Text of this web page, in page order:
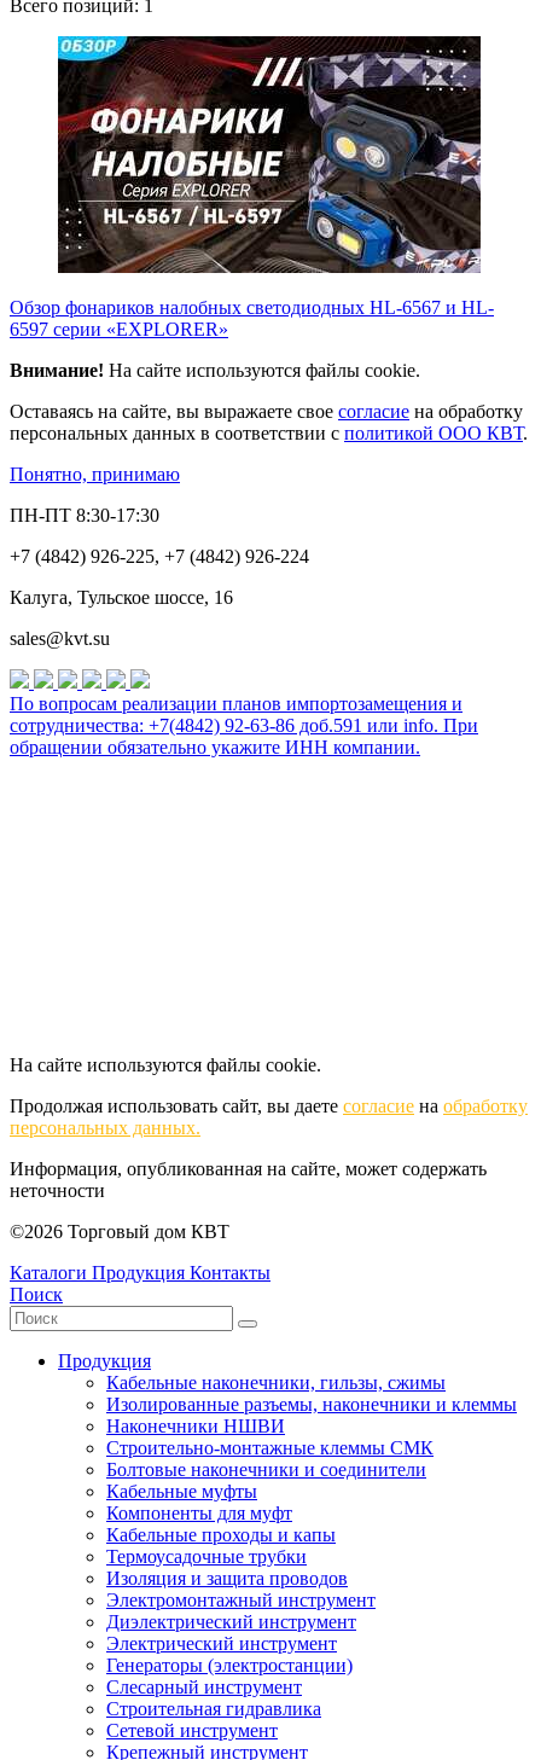
Всего позиций: 1
Обзор фонариков налобных светодиодных HL-6567 и HL-
6597 серии «EXPLORER»
Внимание! На сайте используются файлы cookie.
Оставаясь на сайте, вы выражаете свое согласие на обработку
персональных данных в соответствии с политикой ООО КВТ.
Понятно, принимаю
ПН-ПТ 8:30-17:30
+7 (4842) 926-225, +7 (4842) 926-224
Калуга, Тульское шоссе, 16
sales@kvt.su
По вопросам реализации планов импортозамещения и
сотрудничества: +7(4842) 92-63-86 доб.591 или info. При
обращении обязательно укажите ИНН компании.
На сайте используются файлы cookie.
Продолжая использовать сайт, вы даете согласие на обработку
персональных данных.
Информация, опубликованная на сайте, может содержать
неточности
©2026 Торговый дом КВТ
Каталоги Продукция Контакты
Поиск
Продукция
Кабельные наконечники, гильзы, сжимы
Изолированные разъемы, наконечники и клеммы
Наконечники НШВИ
Строительно-монтажные клеммы СМК
Болтовые наконечники и соединители
Кабельные муфты
Компоненты для муфт
Кабельные проходы и капы
Термоусадочные трубки
Изоляция и защита проводов
Электромонтажный инструмент
Диэлектрический инструмент
Электрический инструмент
Генераторы (электростанции)
Слесарный инструмент
Строительная гидравлика
Сетевой инструмент
Крепежный инструмент